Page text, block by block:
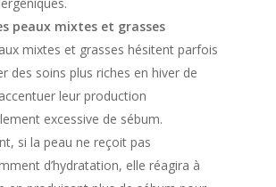
peaux mixtes et grasses
mixtes et grasses hésitent parfois
des soins plus riches en hiver de
leur production
excessive de sébum.
si la peau ne reçoit pas
d’hydratation, elle réagira à